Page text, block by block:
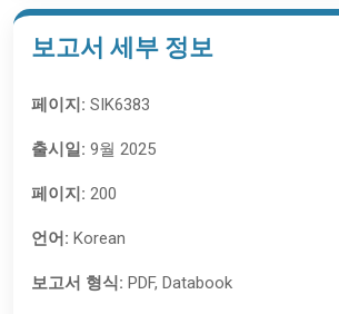
보고서 세부 정보
페이지: SIK6383
출시일: 9월 2025
페이지: 200
언어: Korean
보고서 형식: PDF, Databook